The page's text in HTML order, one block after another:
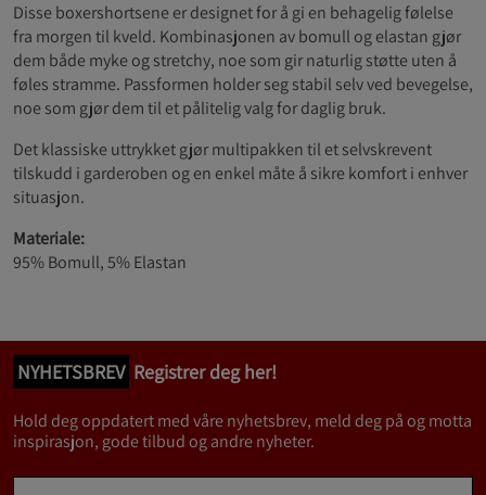
Disse boxershortsene er designet for å gi en behagelig følelse
fra morgen til kveld. Kombinasjonen av bomull og elastan gjør
dem både myke og stretchy, noe som gir naturlig støtte uten å
føles stramme. Passformen holder seg stabil selv ved bevegelse,
noe som gjør dem til et pålitelig valg for daglig bruk.
Det klassiske uttrykket gjør multipakken til et selvskrevent
tilskudd i garderoben og en enkel måte å sikre komfort i enhver
situasjon.
Materiale:
95% Bomull, 5% Elastan
NYHETSBREV Registrer deg her!
Hold deg oppdatert med våre nyhetsbrev, meld deg på og motta
inspirasjon, gode tilbud og andre nyheter.